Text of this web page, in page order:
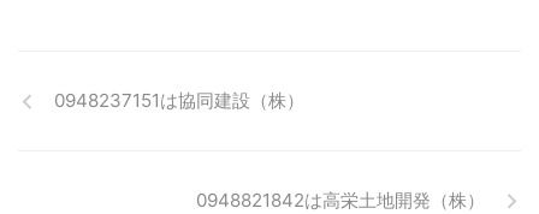
0948237151は協同建設（株）
0948821842は高栄土地開発（株）